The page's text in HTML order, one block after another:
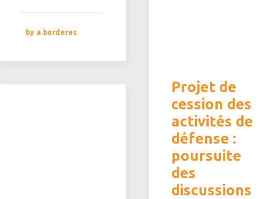
by a.borderes
Projet de
cession des
activités de
défense :
poursuite
des
discussions